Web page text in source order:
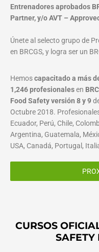
Entrenadores aprobados
Partner, y/o AVT –
Únete al selecto grupo de
en BRCGS, y logra ser un
Hemoscapacitado a más
1,246 profesionalesen
Food Safety versión 8 y 9
Octubre 2018.
Ecuador, Perú, Chile,
Argentina, Guatemala,
USA, Canadá, Portugal,
CURSOS
SAFETY